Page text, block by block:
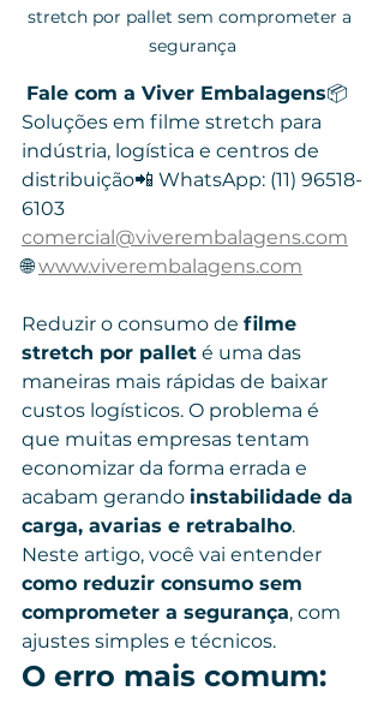
stretch por pallet sem comprometer a
segurança
Fale com a Viver Embalagens📦
Soluções em filme stretch para
indústria, logística e centros de
distribuição📲 WhatsApp: (11) 96518-
6103
comercial@viverembalagens.com
🌐 www.viverembalagens.com
Reduzir o consumo de filme
stretch por pallet é uma das
maneiras mais rápidas de baixar
custos logísticos. O problema é
que muitas empresas tentam
economizar da forma errada e
acabam gerando instabilidade da
carga, avarias e retrabalho.
Neste artigo, você vai entender
como reduzir consumo sem
comprometer a segurança, com
ajustes simples e técnicos.
O erro mais comum: